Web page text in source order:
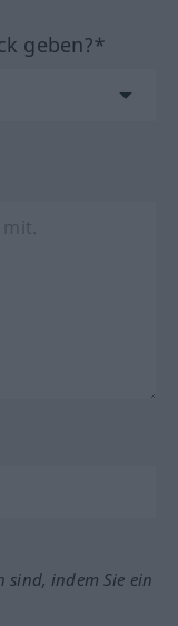
geben?*
sind, indem Sie ein